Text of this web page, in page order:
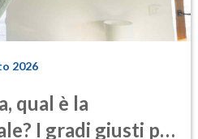
2026
qual è la
I gradi giusti per